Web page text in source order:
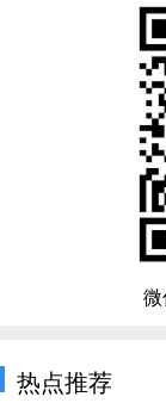
热点推荐